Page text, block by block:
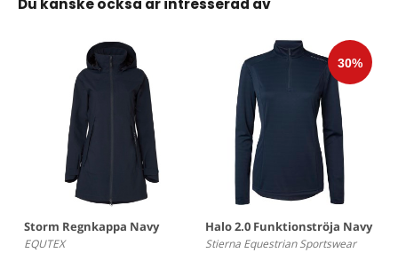
Du kanske också är intresserad av
Storm Regnkappa Navy
EQUTEX
Halo 2.0 Funktionströja Navy
Stierna Equestrian Sportswear